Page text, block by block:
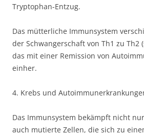
Tryptophan-Entzug.
Das mütterliche Immunsystem
der Schwangerschaft von Th1 zu Th2
das mit einer Remission von
einher.
4. Krebs und
Das Immunsystem bekämpft nicht
auch mutierte Zellen, die sich zu